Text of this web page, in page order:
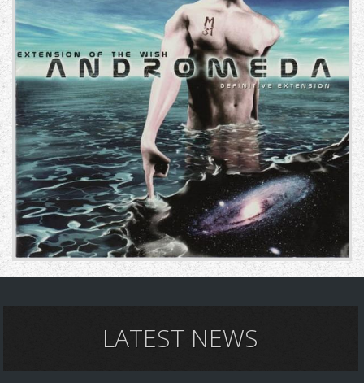
LATEST NEWS